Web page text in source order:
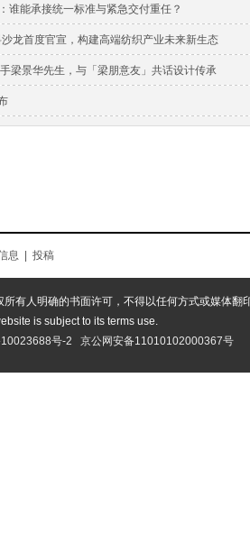
谁能承接统一标准与紧急交付重任？
龙首度官宣，构建高端纺织产业未来新生态
梁景华先生，与「梁朋意友」共话设计传承
息 投稿
所有人明确的书面许可，不得以任何方式或媒体翻
is subject to its terms use.
号-2
京公网安备11010102000367号